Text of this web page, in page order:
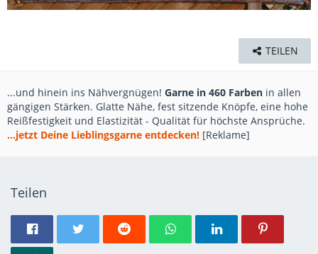
TEILEN
...und hinein ins Nähvergnügen! Garne in 460 Farben in allen
gängigen Stärken. Glatte Nähe, fest sitzende Knöpfe, eine hohe
Reißfestigkeit und Elastizität - Qualität für höchste Ansprüche.
...jetzt Deine Lieblingsgarne entdecken! [Reklame]
Teilen